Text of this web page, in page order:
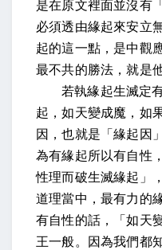
是在原文裡面並沒有
必須透由緣起來安立
起的這一點，是中觀
最不共的勝法，就是
若執緣起生滅定
起，如天變成魔，如
因，也就是「緣起因
為有緣起所以有自性
性理而破生滅緣起」
道理當中，最有力的
有自性的話，「如天
王一般。因為我們都